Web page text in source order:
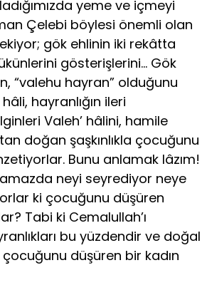
yeme ve içmeyi
Çelebi böylesi önemli olan
gök ehlinin iki rekâtta
gösterişlerini… Gök
“valehu hayran” olduğunu
hayranlığın ileri
Valeh’ hâlini, hamile
doğan şaşkınlıkla çocuğunu
Bunu anlamak lâzım!
neyi seyrediyor neye
ki çocuğunu düşüren
Tabi ki Cemalullah’ı
bu yüzdendir ve doğal
çocuğunu düşüren bir kadın